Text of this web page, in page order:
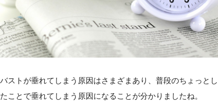
バストが垂れてしまう原因はさまざまあり、普段のちょっとし
たことで垂れてしまう原因になることが分かりましたね。